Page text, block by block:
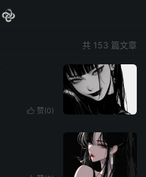
共 153 篇文章
 赞(0)